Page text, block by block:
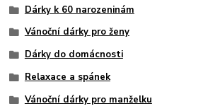
Dárky k 60 narozeninám
Vánoční dárky pro ženy
Dárky do domácnosti
Relaxace a spánek
Vánoční dárky pro manželku